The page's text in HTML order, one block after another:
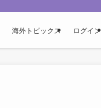
海外トピックス ログイン